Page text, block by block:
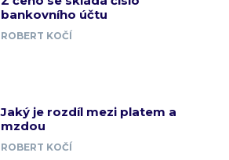
bankovního účtu
ROBERT KOČÍ
Jaký je rozdíl mezi platem a
mzdou
ROBERT KOČÍ